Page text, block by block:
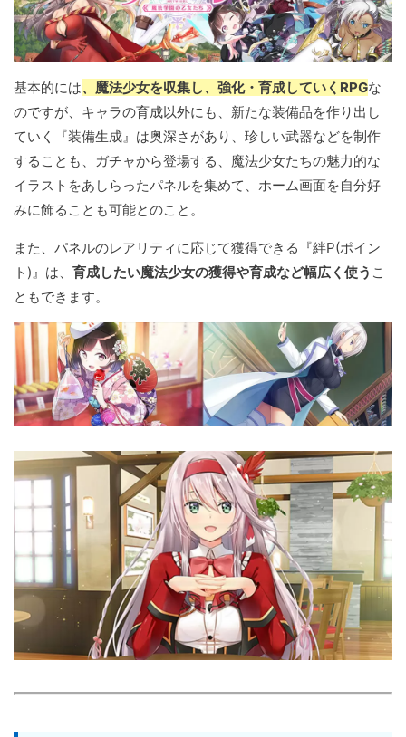
基本的には、魔法少女を収集し、強化・育成していくRPGな
のですが、キャラの育成以外にも、新たな装備品を作り出し
ていく『装備生成』は奥深さがあり、珍しい武器などを制作
することも、ガチャから登場する、魔法少女たちの魅力的な
イラストをあしらったパネルを集めて、ホーム画面を自分好
みに飾ることも可能とのこと。
また、パネルのレアリティに応じて獲得できる『絆P(ポイン
ト)』は、 育成したい魔法少女の獲得や育成など幅広く使う こ
ともできます。